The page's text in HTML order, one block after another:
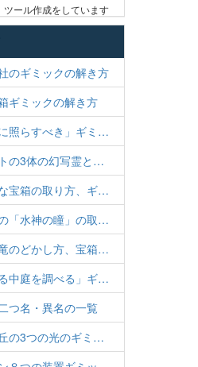
ール作成をしています
のギミックの解き方
ギミックの解き方
照らすべき」ギミ…
の3体の幻写霊と…
宝箱の取り方、ギ…
「水神の瞳」の取…
のどかし方、宝箱…
中庭を調べる」ギ…
つ名・異名の一覧
の3つの光のギミ…